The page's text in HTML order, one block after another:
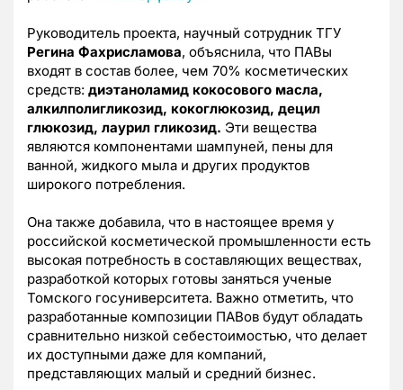
Руководитель проекта, научный сотрудник ТГУ
Регина Фахрисламова, объяснила, что ПАВы
входят в состав более, чем 70% косметических
средств: диэтаноламид кокосового масла,
алкилполигликозид, кокоглюкозид, децил
глюкозид, лаурил гликозид. Эти вещества
являются компонентами шампуней, пены для
ванной, жидкого мыла и других продуктов
широкого потребления.
Она также добавила, что в настоящее время у
российской косметической промышленности есть
высокая потребность в составляющих веществах,
разработкой которых готовы заняться ученые
Томского госуниверситета. Важно отметить, что
разработанные композиции ПАВов будут обладать
сравнительно низкой себестоимостью, что делает
их доступными даже для компаний,
представляющих малый и средний бизнес.